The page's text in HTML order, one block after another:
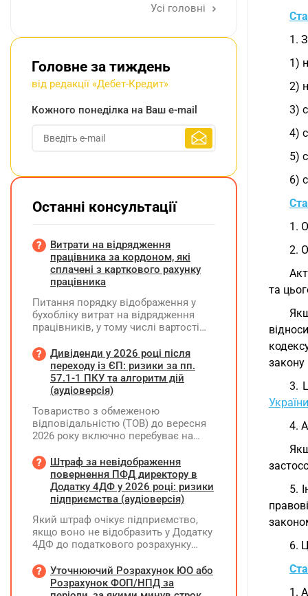
1.
1)
2)
3)
4)
5)
6)
1.
2.
та
закону
3.
України
4.
5.
6.
1.
Усі головні
Головне за тиждень
від редакції «Дебет-Кредит»
Кожного понеділка на Ваш e-mail
Останні консультації
Витрати на відрядження
працівника за кордоном, які
сплачені з карткового рахунку
працівника
Питання порядку відображення у
бухобліку витрат на відрядження
працівників, у тому числі вартості
карткового рахунку працівника та
підтвердження таких операцій
первинними документами, належать
до компетенції Мінфіну
Дивіденди у 2026 році після
переходу із ЄП: ризики за пп.
57.1-1 ПКУ та алгоритм дій
(аудіоверсія)
Товариство з обмеженою
відповідальністю (ТОВ) до вересня
2026 року включно перебуває на
(єдиний податок, 3 група, ставка 5%,
неплатник ПДВ). З 1 жовтня 2026
року підприємство переходить на
загальну систему оподаткування
прибуток). За результатами
діяльності у періоді 2024–2025 років
(під час перебування на спрощеній
чистий прибуток, сума
нерозподіленого прибутку в балансі
Штраф за невідображення
повернення ПФД директору в
Додатку 4ДФ у 2026 році: ризики
підприємства (аудіоверсія)
Який штраф очікує підприємство,
якщо воно не відобразить у Додатку
4ДФ до податкового розрахунку
допомоги (ПФД) директору?
Уточнюючий Розрахунок ЮО або
Розрахунок ФОП/НПД за